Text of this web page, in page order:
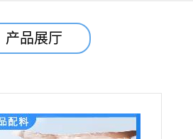
产品展厅